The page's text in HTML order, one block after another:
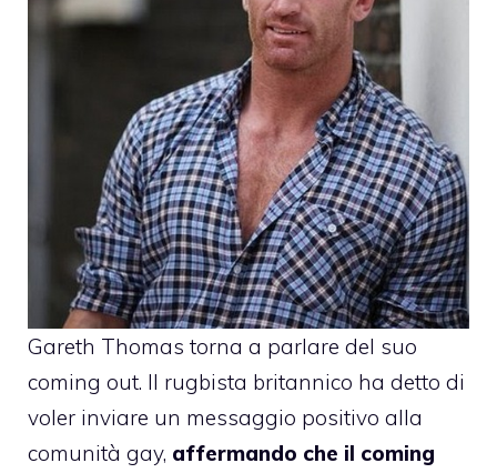
Gareth Thomas torna a parlare del suo
coming out. Il rugbista britannico ha detto di
voler inviare un messaggio positivo alla
comunità gay, affermando che il coming